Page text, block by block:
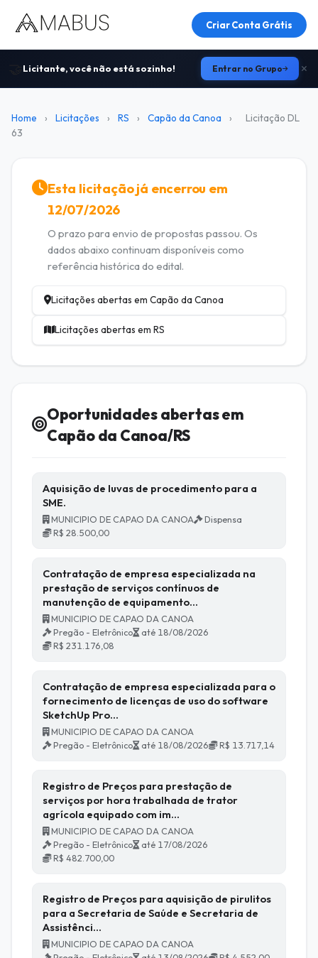
Criar Conta Grátis
Licitante, você não está sozinho! Entrar no Grupo
Home › Licitações › RS › Capão da Canoa ›
Licitação DL
63
Esta licitação já encerrou em
12/07/2026
O prazo para envio de propostas passou. Os
dados abaixo continuam disponíveis como
referência histórica do edital.
Licitações abertas em Capão da Canoa
Licitações abertas em RS
Oportunidades abertas em
Capão da Canoa/RS
Aquisição de luvas de procedimento para a
SME.
MUNICIPIO DE CAPAO DA CANOA
Dispensa
R$ 28.500,00
Contratação de empresa especializada na
prestação de serviços contínuos de
manutenção de equipamento…
MUNICIPIO DE CAPAO DA CANOA
Pregão - Eletrônico
até 18/08/2026
R$ 231.176,08
Contratação de empresa especializada para o
fornecimento de licenças de uso do software
SketchUp Pro…
MUNICIPIO DE CAPAO DA CANOA
Pregão - Eletrônico
até 18/08/2026 R$ 13.717,14
Registro de Preços para prestação de
serviços por hora trabalhada de trator
agrícola equipado com im…
MUNICIPIO DE CAPAO DA CANOA
Pregão - Eletrônico
até 17/08/2026
R$ 482.700,00
Registro de Preços para aquisição de pirulitos
para a Secretaria de Saúde e Secretaria de
Assistênci…
MUNICIPIO DE CAPAO DA CANOA